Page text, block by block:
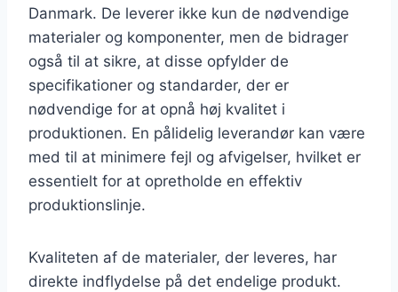
Danmark. De leverer ikke kun de nødvendige
materialer og komponenter, men de bidrager
også til at sikre, at disse opfylder de
specifikationer og standarder, der er
nødvendige for at opnå høj kvalitet i
produktionen. En pålidelig leverandør kan være
med til at minimere fejl og afvigelser, hvilket er
essentielt for at opretholde en effektiv
produktionslinje.
Kvaliteten af de materialer, der leveres, har
direkte indflydelse på det endelige produkt.